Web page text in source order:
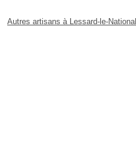
Autres artisans à Lessard-le-National